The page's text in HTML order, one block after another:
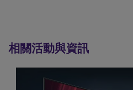
相關活動與資訊